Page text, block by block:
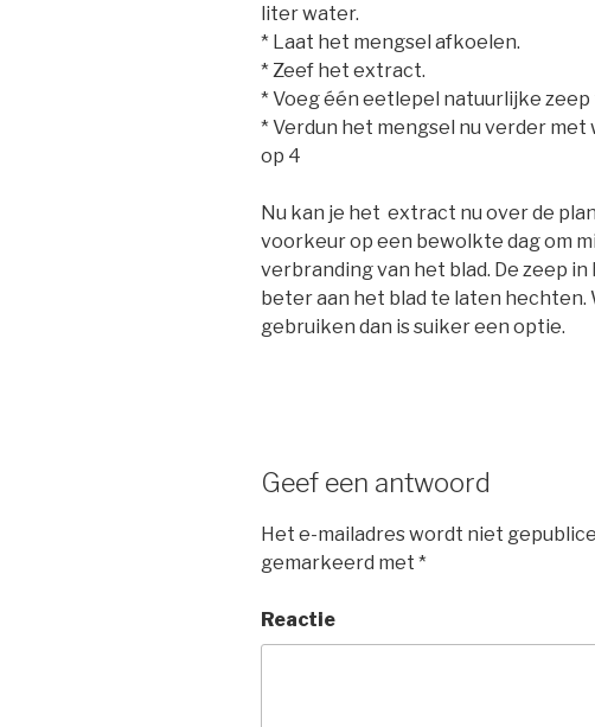
liter water.
* Laat het mengsel afkoelen.
* Zeef het extract.
* Voeg één eetlepel natuurlijke zeep
* Verdun het mengsel nu verder met
op 4
Nu kan je het extract nu over de
voorkeur op een bewolkte dag om
verbranding van het blad. De zeep
beter aan het blad te laten hechten.
gebruiken dan is suiker een optie.
Geef een antwoord
Het e-mailadres wordt niet
gemarkeerd met *
Reactie